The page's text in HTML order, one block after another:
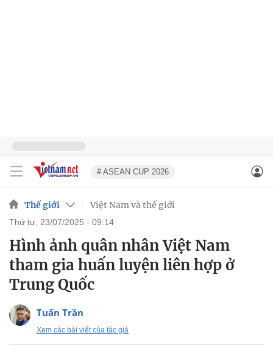
# ASEAN CUP 2026
Thế giới Việt Nam và thế giới
thứ tư, 23/07/2025 - 09:14
Hình ảnh quân nhân Việt Nam
tham gia huấn luyện liên hợp ở
Trung Quốc
Tuấn Trần
Xem các bài viết của tác giả